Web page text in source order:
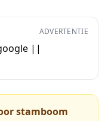
ADVERTENTIE
||
stamboom